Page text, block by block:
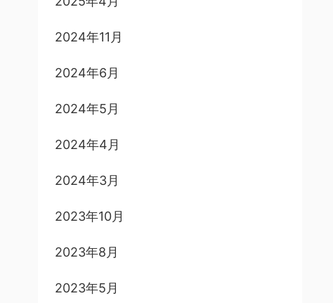
2024年11月
2024年6月
2024年5月
2024年4月
2024年3月
2023年10月
2023年8月
2023年5月